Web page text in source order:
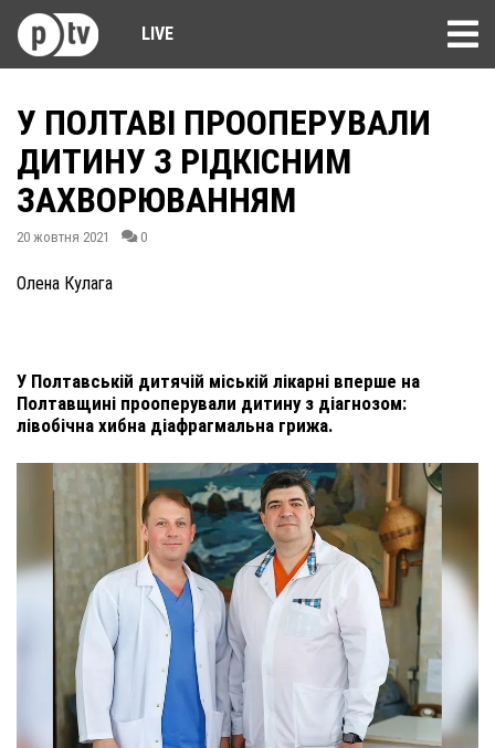
LIVE
У ПОЛТАВІ ПРООПЕРУВАЛИ
ДИТИНУ З РІДКІСНИМ
ЗАХВОРЮВАННЯМ
20 жовтня 2021 0
Олена Кулага
У Полтавській дитячій міській лікарні вперше на
Полтавщині прооперували дитину з діагнозом:
лівобічна хибна діафрагмальна грижа.